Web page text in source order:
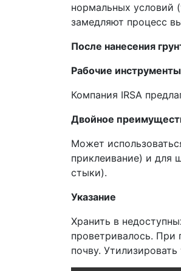
нормальных условий
замедляют процесс
После нанесения
Рабочие инструменты
Компания IRSA
Двойное
Может
приклеивание) и для
стыки).
Указание
Хранить в
проветривалось. При
почву.